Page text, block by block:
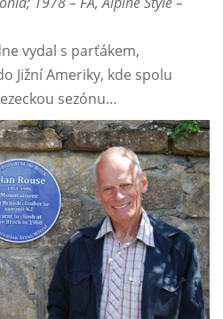
vydal s parťákem,
Jižní Ameriky, kde spolu
sezónu…